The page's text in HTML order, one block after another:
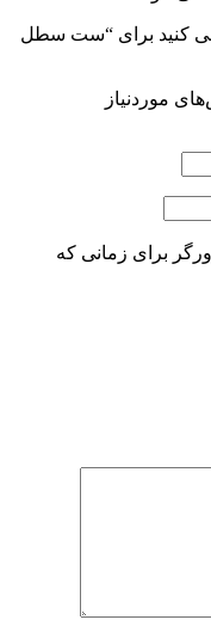
می کنید برای “ست سطل
موردنیاز
برای زمانی که